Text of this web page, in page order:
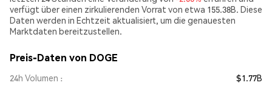
verfügt über einen zirkulierenden Vorrat von etwa 155.38B. Diese
Daten werden in Echtzeit aktualisiert, um die genauesten
Marktdaten bereitzustellen.
Preis-Daten von DOGE
24h Volumen
$1.77B